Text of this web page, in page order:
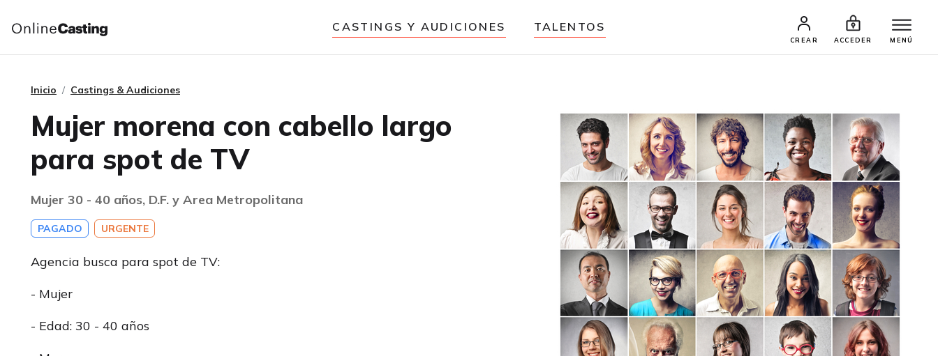
CASTINGS Y AUDICIONES TALENTOS
CREAR ACCEDER MENÚ
Inicio Castings & Audiciones
Mujer morena con cabello largo
para spot de TV
Mujer 30 - 40 años, D.F. y Area Metropolitana
PAGADO URGENTE
Agencia busca para spot de TV:
- Mujer
- Edad: 30 - 40 años